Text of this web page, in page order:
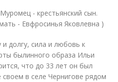
- крестьянский сын.
- Евфросинья Яковлевна )
долгу, сила и любовь к
былинного образа Ильи
что до 33 лет он был
в селе Чернигове рядом